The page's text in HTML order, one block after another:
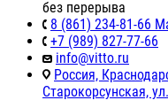
без перерыва
8 (861) 234-81-66
+7 (989) 827-77-66
info@vitto.ru
Россия,
Старокорсунская,